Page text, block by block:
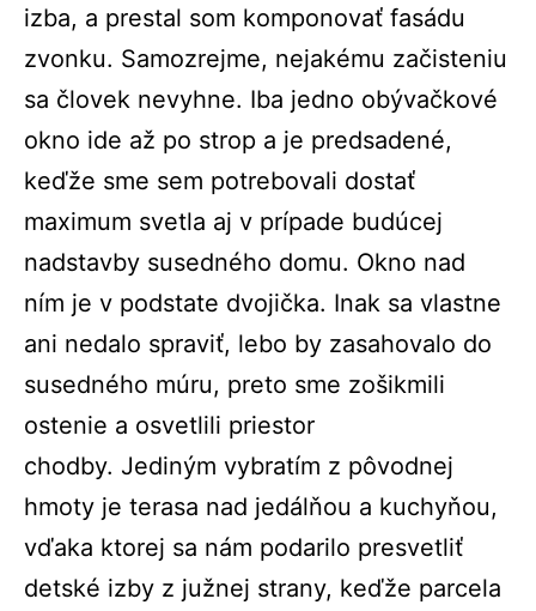
izba, a prestal som komponovať fasádu
zvonku. Samozrejme, nejakému začisteniu
sa človek nevyhne. Iba jedno obývačkové
okno ide až po strop a je predsadené,
keďže sme sem potrebovali dostať
maximum svetla aj v prípade budúcej
nadstavby susedného domu. Okno nad
ním je v podstate dvojička. Inak sa vlastne
ani nedalo spraviť, lebo by zasahovalo do
susedného múru, preto sme zošikmili
ostenie a osvetlili priestor
chodby. Jediným vybratím z pôvodnej
hmoty je terasa nad jedálňou a kuchyňou,
vďaka ktorej sa nám podarilo presvetliť
detské izby z južnej strany, keďže parcela